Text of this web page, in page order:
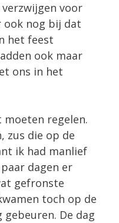
voor
ook nog bij dat
het feest
ook maar
ons in het
moeten regelen.
zus die op de
ik had manlief
dagen er
gefronste
toch op de
De dag